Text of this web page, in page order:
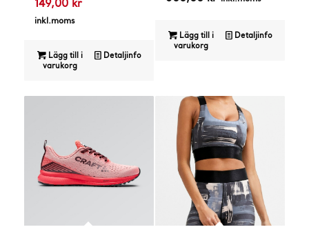
ursprungliga
191,25 kr.
149,00 krDet
är:
inkl.moms
Lägg till i
varukorg
Detaljinfo
Lägg till i
varukorg
Detaljinfo